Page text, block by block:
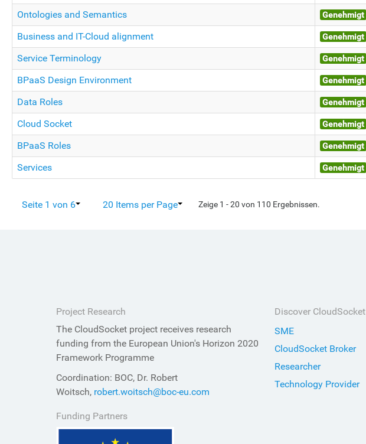
Ontologies and Semantics
Genehmigt
Business and IT-Cloud alignment
Genehmigt
Service Terminology
Genehmigt
BPaaS Design Environment
Genehmigt
Data Roles
Genehmigt
Cloud Socket
Genehmigt
BPaaS Roles
Genehmigt
Services
Genehmigt
Seite 1 von 6 20 Items per Page Zeige 1 - 20 von 110 Ergebnissen.
Project Research
The CloudSocket project receives research
funding from the European Union's Horizon 2020
Framework Programme
Coordination: BOC, Dr. Robert
Woitsch, robert.woitsch@boc-eu.com
Funding Partners
Discover CloudSocket
SME
CloudSocket Broker
Researcher
Technology Provider